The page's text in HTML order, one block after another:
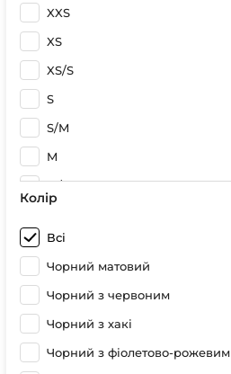
Для скандинавської ходьби
Для спорту
Для туризму
Для фрирайду
Для хайкінгу
Ендуро
Котелок
Шосейний
XXS
XS
XS/S
S
S/M
M
M/L
L/XL
XL
XL/XXL
XXL
9
Колір
Всі
Чорний матовий
Чорний з червоним
Чорний з хакі
Чорний з фіолетово-рожевим